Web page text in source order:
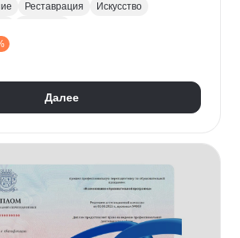
Реставрация
Искусство
бизнеса
Далее